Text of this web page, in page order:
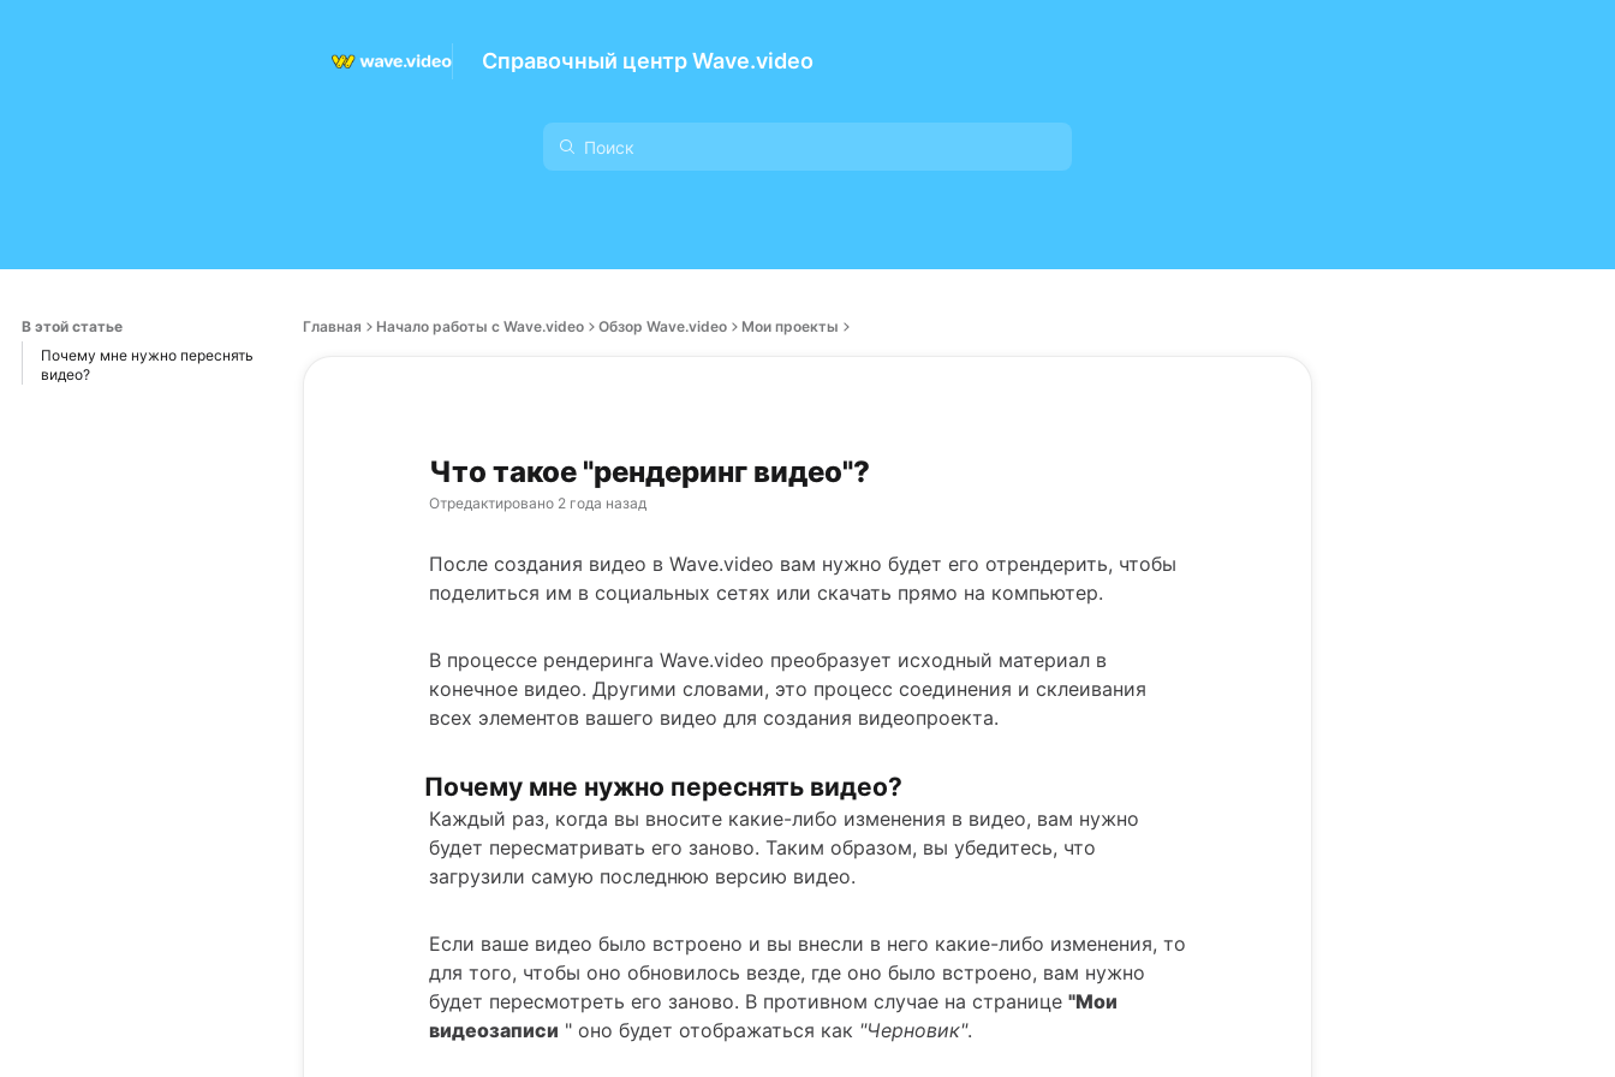
Справочный центр Wave.video
В этой статье
Почему мне нужно переснять
видео?
Главная Начало работы с Wave.video Обзор Wave.video Мои проекты
Что такое "рендеринг видео"?
Отредактировано 2 года назад
После создания видео в Wave.video вам нужно будет его отрендерить, чтобы
поделиться им в социальных сетях или скачать прямо на компьютер.
В процессе рендеринга Wave.video преобразует исходный материал в
конечное видео. Другими словами, это процесс соединения и склеивания
всех элементов вашего видео для создания видеопроекта.
Почему мне нужно переснять видео?
Каждый раз, когда вы вносите какие-либо изменения в видео, вам нужно
будет пересматривать его заново. Таким образом, вы убедитесь, что
загрузили самую последнюю версию видео.
Если ваше видео было встроено и вы внесли в него какие-либо изменения, то
для того, чтобы оно обновилось везде, где оно было встроено, вам нужно
будет пересмотреть его заново. В противном случае на странице "Мои
видеозаписи " оно будет отображаться как "Черновик".